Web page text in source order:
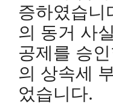
증하였습니
의 동거 사
공제를 승
의 상속세
었습니다.